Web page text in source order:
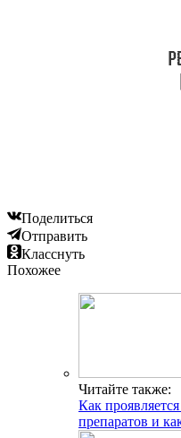
Поделиться
Отправить
Класснуть
Похожее
Читайте также:
Как
препаратов и